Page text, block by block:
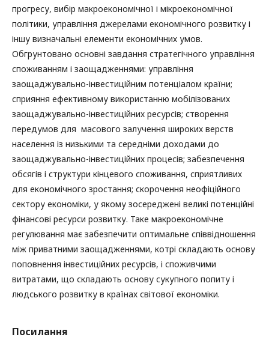
прогресу, вибір макроекономічної і мікроекономічної
політики, управління джерелами економічного розвитку і
іншу визначальні елементи економічних умов.
Обгрунтовано основні завдання стратегічного управління
споживанням і заощадженнями: управління
заощаджувально-інвестиційним потенціалом країни;
сприяння ефективному використанню мобілізованих
заощаджувально-інвестиційних ресурсів; створення
передумов для масового залучення широких верств
населення із низькими та середніми доходами до
заощаджувально-інвестиційних процесів; забезпечення
обсягів і структури кінцевого споживання, сприятливих
для економічного зростання; скорочення неофіційного
сектору економіки, у якому зосереджені великі потенційні
фінансові ресурси розвитку. Таке макроекономічне
регулювання має забезпечити оптимальне співвідношення
між приватними заощадженнями, котрі складають основу
поповнення інвестиційних ресурсів, і споживчими
витратами, що складають основу сукупного попиту і
людського розвитку в країнах світової економіки.
Посилання